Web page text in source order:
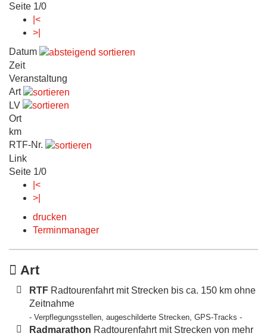
Seite 1/0
|<
>|
Datum
Zeit
Veranstaltung
Art
LV
Ort
km
RTF-Nr.
Link
Seite 1/0
|<
>|
drucken
Terminmanager
Art
RTF Radtourenfahrt mit Strecken bis ca. 150 km ohne
Zeitnahme
- Verpflegungsstellen, augeschilderte Strecken, GPS-Tracks -
Radmarathon Radtourenfahrt mit Strecken von mehr